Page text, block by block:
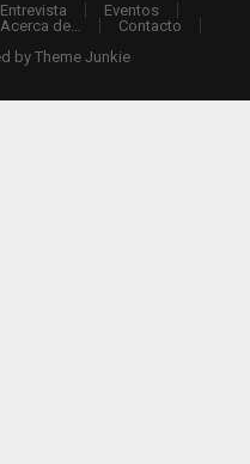
Entrevista
Eventos
Acerca de…
Contacto
byTheme Junkie